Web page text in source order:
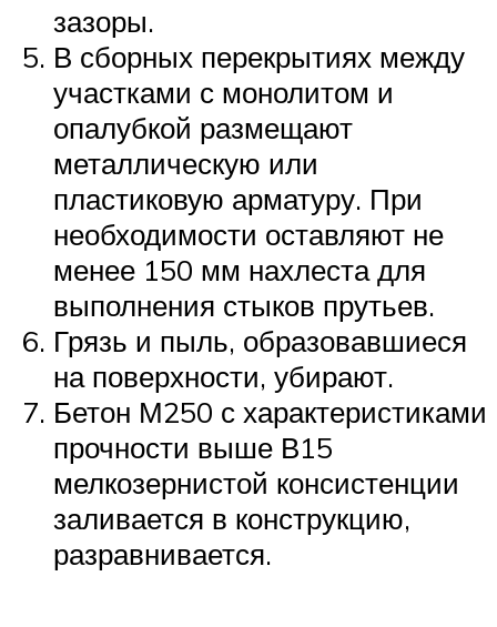
зазоры.
В сборных перекрытиях между
участками с монолитом и
опалубкой размещают
металлическую или
пластиковую арматуру. При
необходимости оставляют не
менее 150 мм нахлеста для
выполнения стыков прутьев.
Грязь и пыль, образовавшиеся
на поверхности, убирают.
Бетон М250 с характеристиками
прочности выше В15
мелкозернистой консистенции
заливается в конструкцию,
разравнивается.